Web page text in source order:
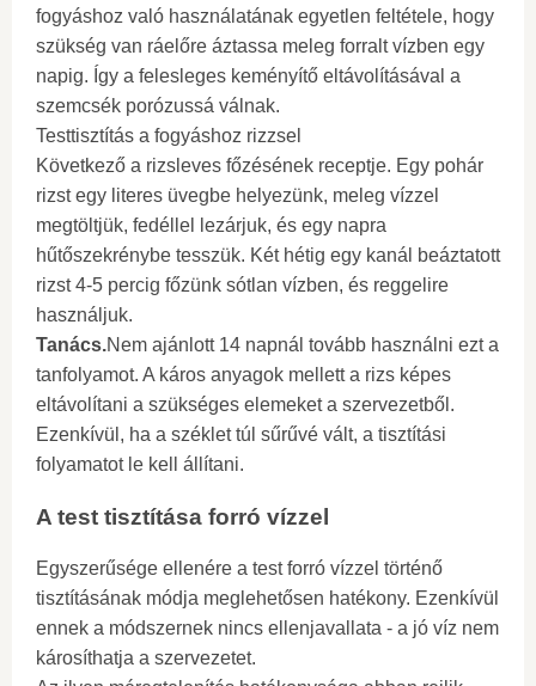
fogyáshoz való használatának egyetlen feltétele, hogy
szükség van ráelőre áztassa meleg forralt vízben egy
napig. Így a felesleges keményítő eltávolításával a
szemcsék porózussá válnak.
Testtisztítás a fogyáshoz rizzsel
Következő a rizsleves főzésének receptje. Egy pohár
rizst egy literes üvegbe helyezünk, meleg vízzel
megtöltjük, fedéllel lezárjuk, és egy napra
hűtőszekrénybe tesszük. Két hétig egy kanál beáztatott
rizst 4-5 percig főzünk sótlan vízben, és reggelire
használjuk.
Tanács.Nem ajánlott 14 napnál tovább használni ezt a
tanfolyamot. A káros anyagok mellett a rizs képes
eltávolítani a szükséges elemeket a szervezetből.
Ezenkívül, ha a széklet túl sűrűvé vált, a tisztítási
folyamatot le kell állítani.
A test tisztítása forró vízzel
Egyszerűsége ellenére a test forró vízzel történő
tisztításának módja meglehetősen hatékony. Ezenkívül
ennek a módszernek nincs ellenjavallata - a jó víz nem
károsíthatja a szervezetet.